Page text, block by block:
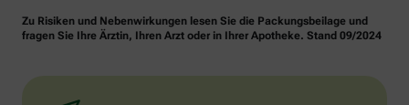
Zu Risiken und Nebenwirkungen lesen Sie die Packungsbeilage und
fragen Sie Ihre Ärztin, Ihren Arzt oder in Ihrer Apotheke. Stand 09/2024